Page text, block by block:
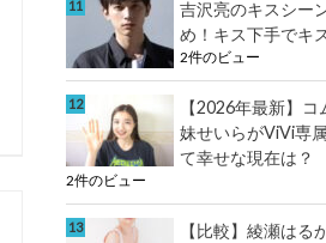
吉沢亮のキスシー
め！キス下手でキ
2件のビュー
【2026年最新】
妹せいらがViVi専
て幸せな現在は？
2件のビュー
【比較】綾瀬はる